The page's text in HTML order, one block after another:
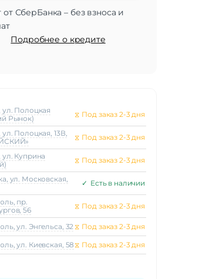
СберБанка – без взноса и
Подробнее о кредите
ул. Полоцкая
Рынок)
⧖ Под заказ 2-3 дня
Полоцкая, 13В,
⧖ Под заказ 2-3 дня
Куприна
⧖ Под заказ 2-3 дня
ул. Московская,
✓ Есть в наличии
пр.
56
⧖ Под заказ 2-3 дня
ул. Энгельса, 32 ⧖ Под заказ 2-3 дня
ул. Киевская, 58 ⧖ Под заказ 2-3 дня